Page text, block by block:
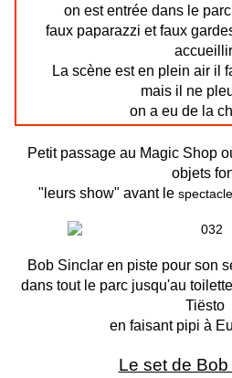
on est entrée dans le
faux paparazzi et faux
La scène est en plein air il
mais il ne
on a eu de la
Petit passage au Magic Shop
objets
"leurs show" avant le spectacle
Bob Sinclar en piste pour son
dans tout le parc jusqu'au
Tiësto
en faisant pipi à
Le set de Bob